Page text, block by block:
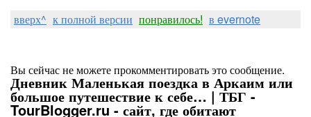
вверх^ к полной версии понравилось! в evernote
Вы сейчас не можете прокомментировать это сообщение.
Дневник Маленькая поездка в Аркаим или
большое путешествие к себе… | ТБГ -
TourBlogger.ru - сайт, где обитают